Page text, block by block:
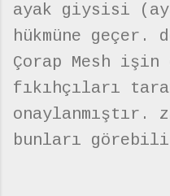
ayak giysisi
hükmüne geçer.
Çorap Mesh işin
fıkıhçıları
onaylanmıştır.
bunları